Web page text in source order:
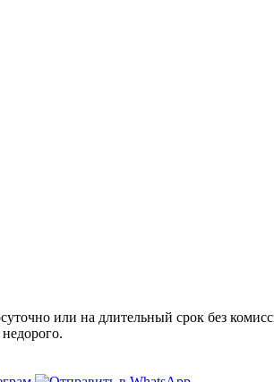
или на длительный срок без